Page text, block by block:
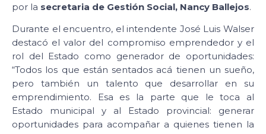
por la secretaria de Gestión Social, Nancy Ballejos.
Durante el encuentro, el intendente José Luis Walser
destacó el valor del compromiso emprendedor y el
rol del Estado como generador de oportunidades:
“Todos los que están sentados acá tienen un sueño,
pero también un talento que desarrollar en su
emprendimiento. Esa es la parte que le toca al
Estado municipal y al Estado provincial: generar
oportunidades para acompañar a quienes tienen la